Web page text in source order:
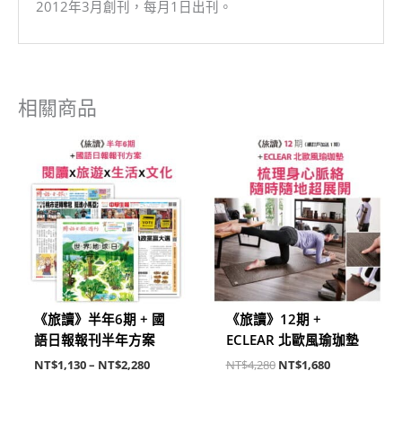
2012年3月創刊，每月1日出刊。
相關商品
《旅讀》半年6期 + 國
語日報報刊半年方案
NT$1,130– NT$2,280
範
圍：
NT$1,130
到
NT$2,280
《旅讀》12期 +
ECLEAR 北歐風瑜珈墊
NT$4,280
原
始
價
格：
NT$4,280。
NT$1,680
前
價
格：
NT$1,680。